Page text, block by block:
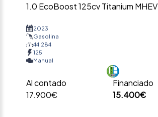
1.0 EcoBoost 125cv Titanium MHEV
2023
Gasolina
44.284
125
Manual
Al contado
17.900€
Financiado
15.400€